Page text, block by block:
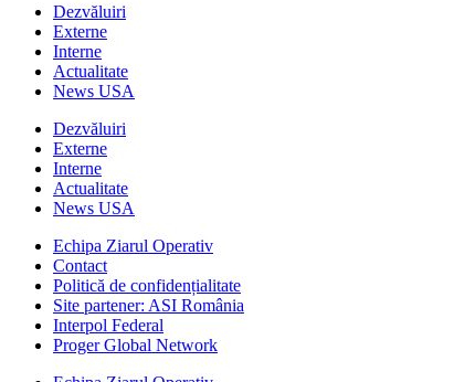
Dezvăluiri
Externe
Interne
Actualitate
News USA
Dezvăluiri
Externe
Interne
Actualitate
News USA
Echipa Ziarul Operativ
Contact
Politică de confidențialitate
Site partener: ASI România
Interpol Federal
Proger Global Network